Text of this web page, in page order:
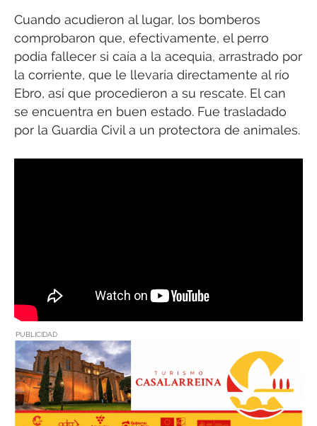
Cuando acudieron al lugar, los bomberos
comprobaron que, efectivamente, el perro
podía fallecer si caía a la acequia, arrastrado por
la corriente, que le llevaría directamente al río
Ebro, así que procedieron a su rescate. El can
se encuentra en buen estado. Fue trasladado
por la Guardia Civil a un protectora de animales.
PUBLICIDAD